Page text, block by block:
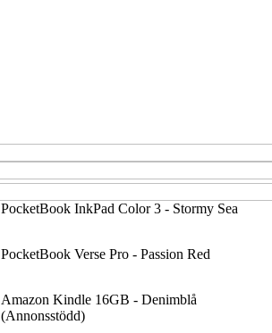
PocketBook InkPad Color 3 - Stormy Sea
PocketBook Verse Pro - Passion Red
Amazon Kindle 16GB - Denimblå
(Annonsstödd)